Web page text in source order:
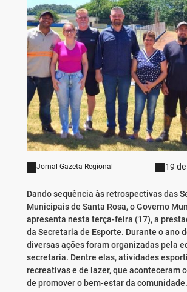
Jornal Gazeta Regional 19
Dando sequência às retrospectivas das
Municipais de Santa Rosa, o Governo
apresenta nesta terça-feira (17), a
da Secretaria de Esporte. Durante o ano
diversas ações foram organizadas pela
secretaria. Dentre elas, atividades
recreativas e de lazer, que aconteceram
de promover o bem-estar da comunidade.